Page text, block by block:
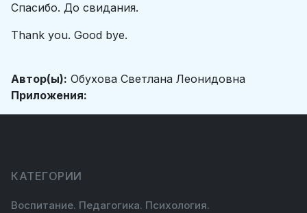
Спасибо. До свидания.
Thank you. Good bye.
Автор(ы): Обухова Светлана Леонидовна
Приложения:
КАТЕГОРИИ
Воспитание. Педагогика. Психология.